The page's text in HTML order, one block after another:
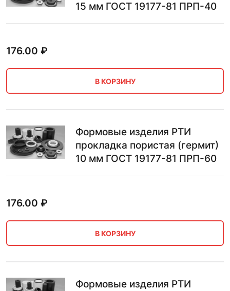
15 мм ГОСТ 19177-81 ПРП-40
176.00 ₽
В КОРЗИНУ
Формовые изделия РТИ
прокладка пористая (гермит)
10 мм ГОСТ 19177-81 ПРП-60
176.00 ₽
В КОРЗИНУ
Формовые изделия РТИ